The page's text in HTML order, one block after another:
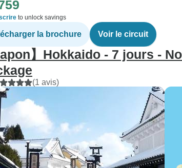
to unlock savings
la brochure Voir le circuit
】Hokkaido - 7 jours -
(1 avis)